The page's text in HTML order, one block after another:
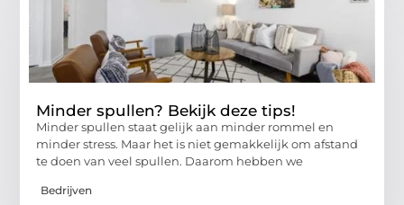
Minder spullen? Bekijk deze tips!
Minder spullen staat gelijk aan minder rommel en
minder stress. Maar het is niet gemakkelijk om afstand
te doen van veel spullen. Daarom hebben we
Bedrijven